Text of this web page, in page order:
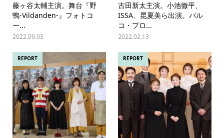
藤ヶ谷太輔主演。舞台『野
鴨-Vildanden-』フォトコ
ー...
2022.09.03
古田新太主演。小池徹平、
ISSA、昆夏美ら出演。パル
コ・プロ...
2022.02.13
REPORT REPORT